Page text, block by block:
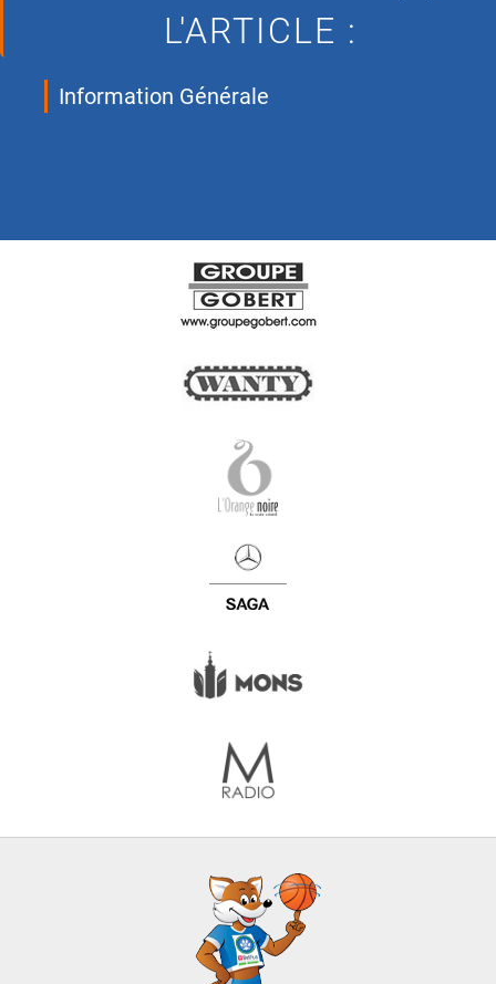
L'ARTICLE :
Information Générale